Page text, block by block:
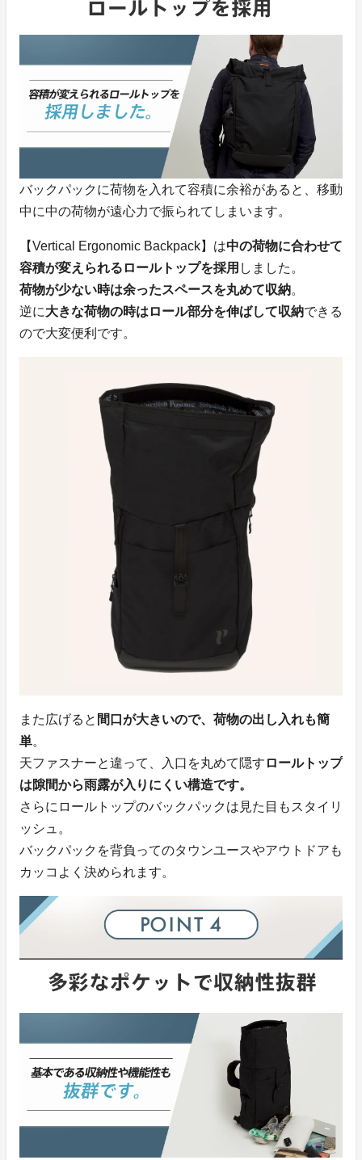
バックパックに荷物を入れて容積に余裕があると、移動
中に中の荷物が遠心力で振られてしまいます。
【Vertical Ergonomic Backpack】は中の荷物に合わせて
容積が変えられるロールトップを採用 しました。
荷物が少ない時は余ったスペースを丸めて収納。
逆に大きな荷物の時はロール部分を伸ばして収納できる
ので大変便利です。
また広げると 間口が大きいので、荷物の出し入れも簡
単。
天ファスナーと違って、入口を丸めて隠す ロールトップ
は隙間から雨露が入りにくい構造です。
さらにロールトップのバックパックは見た目もスタイリ
ッシュ。
バックパックを背負ってのタウンユースやアウトドアも
カッコよく決められます。